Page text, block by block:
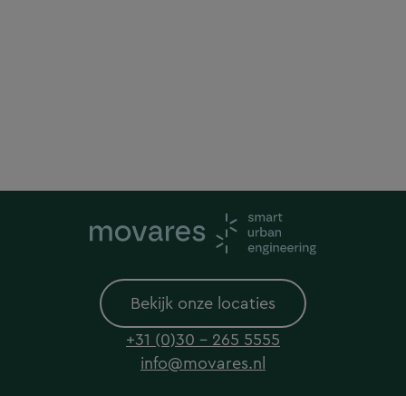
Bekijk onze locaties
+31 (0)30 - 265 5555
info@movares.nl